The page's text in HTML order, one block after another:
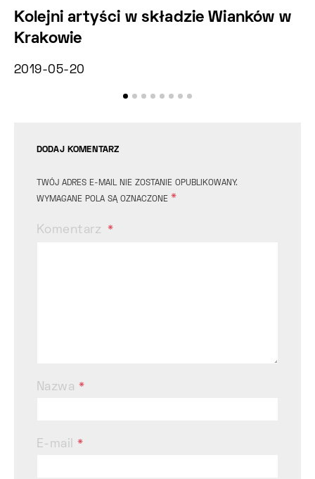
Kolejni artyści w składzie Wianków w
Krakowie
2019-05-20
DODAJ KOMENTARZ
TWÓJ ADRES E-MAIL NIE ZOSTANIE OPUBLIKOWANY.
WYMAGANE POLA SĄ OZNACZONE *
Komentarz
Nazwa *
E-mail*